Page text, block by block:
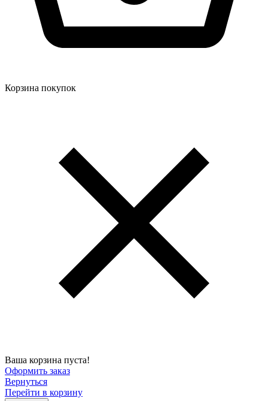
Корзина покупок
Ваша корзина пуста!
Оформить заказ
Вернуться
Перейти в корзину